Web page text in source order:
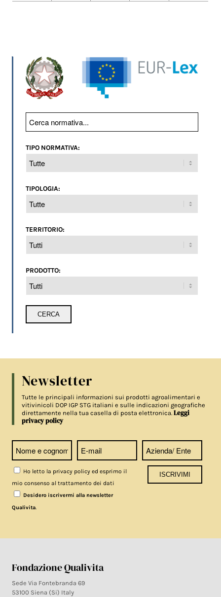
TIPO NORMATIVA:
TIPOLOGIA:
TERRITORIO:
PRODOTTO:
Newsletter
Tutte le principali informazioni sui prodotti agroalimentari e
vitivinicoli DOP IGP STG italiani e sulle indicazioni geografiche
direttamente nella tua casella di posta elettronica.Leggi
privacy policy
Ho letto la privacy policy ed esprimo il
mio consenso al trattamento dei dati
Desidero iscrivermi alla newsletter
Qualivita.
Fondazione Qualivita
Sede Via Fontebranda 69
53100 Siena (Si) Italy